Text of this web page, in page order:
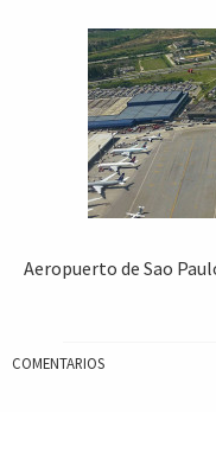
Aeropuerto de Sao
COMENTARIOS